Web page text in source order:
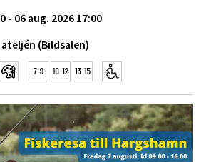
- 06 aug. 2026 17:00
(Bildsalen)